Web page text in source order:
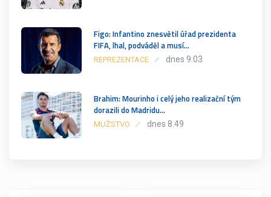
Figo: Infantino znesvětil úřad prezidenta
FIFA, lhal, podváděl a musí…
REPREZENTACE dnes 9:03
Brahim: Mourinho i celý jeho realizační tým
dorazili do Madridu…
MUŽSTVO dnes 8:49